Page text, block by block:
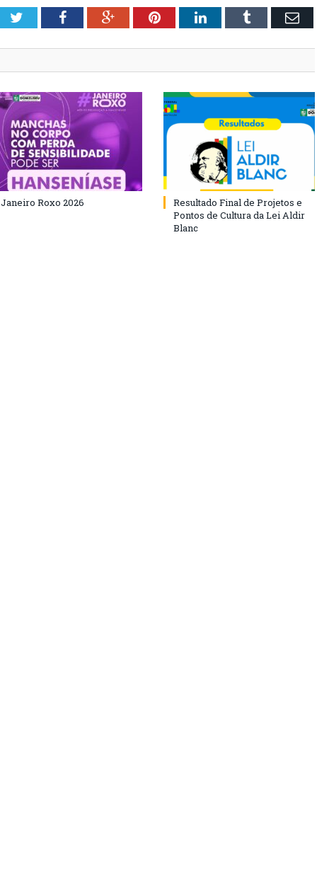
TwitterFacebookGoogle+PinterestLinkedInTumblr Email
Janeiro Roxo 2026
Resultado Final de Projetos e
Pontos de Cultura da Lei Aldir
Blanc